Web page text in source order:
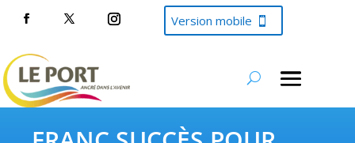
Version mobile